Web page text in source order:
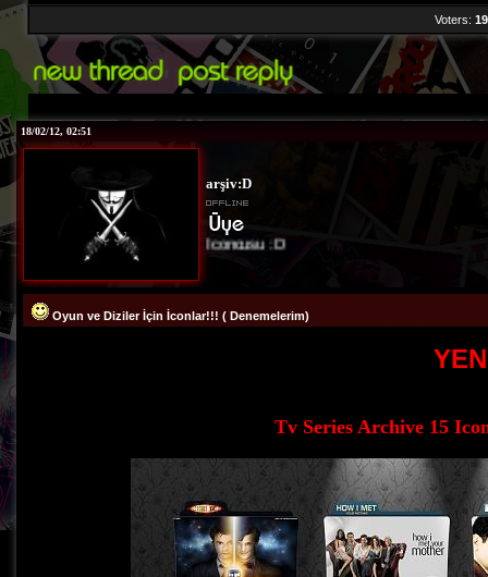
Voters: 19
18/02/12, 02:51
arşiv:D
Site İconcusu :D
Oyun ve Diziler İçin İconlar!!! ( Denemelerim)
Tv Series Archive 15